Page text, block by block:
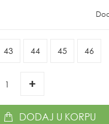
43 44 45 46
+
DODAJ U KORPU